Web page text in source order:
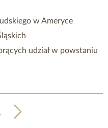
w Ameryce
udział w powstaniu